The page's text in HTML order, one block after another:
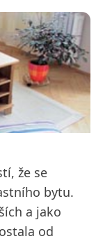
že se
bytu.
a jako
od